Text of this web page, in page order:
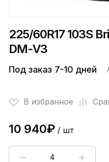
225/60R17 103S
DM-V3
Под заказ 7-10 дней
В избранное
10 940₽/ шт